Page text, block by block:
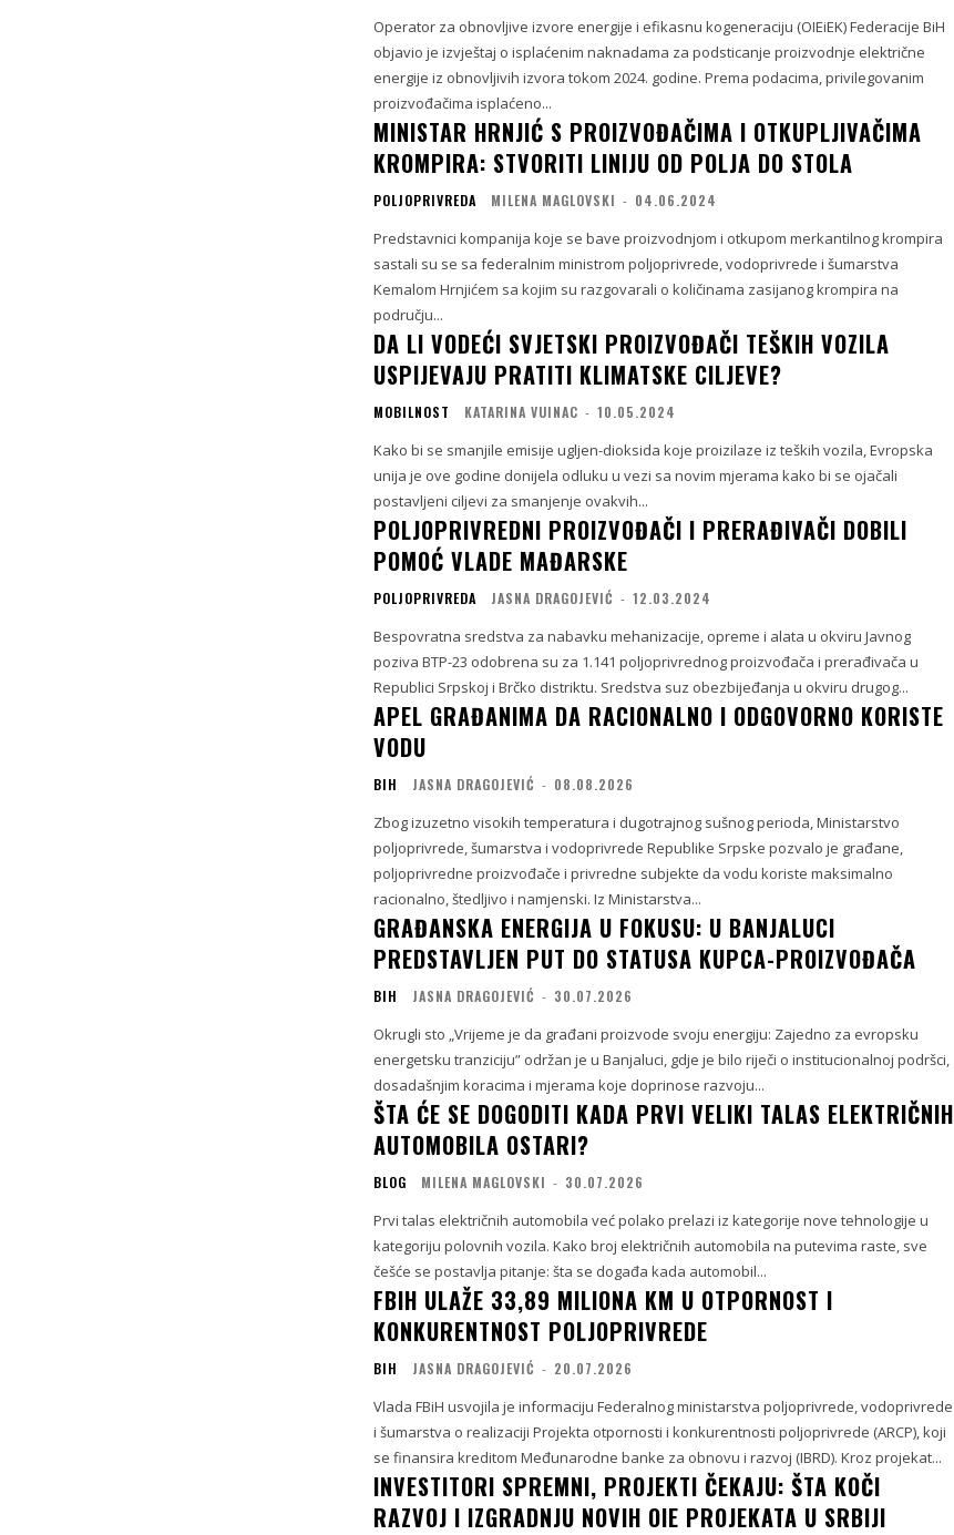
Operator za obnovljive izvore energije i efikasnu kogeneraciju (OIEiEK) Federacije BiH
objavio je izvještaj o isplaćenim naknadama za podsticanje proizvodnje električne
energije iz obnovljivih izvora tokom 2024. godine. Prema podacima, privilegovanim
proizvođačima isplaćeno...
MINISTAR HRNJIĆ S PROIZVOĐAČIMA I OTKUPLJIVAČIMA
KROMPIRA: STVORITI LINIJU OD POLJA DO STOLA
POLJOPRIVREDA MILENA MAGLOVSKI - 04.06.2024
Predstavnici kompanija koje se bave proizvodnjom i otkupom merkantilnog krompira
sastali su se sa federalnim ministrom poljoprivrede, vodoprivrede i šumarstva
Kemalom Hrnjićem sa kojim su razgovarali o količinama zasijanog krompira na
području...
DA LI VODEĆI SVJETSKI PROIZVOĐAČI TEŠKIH VOZILA
USPIJEVAJU PRATITI KLIMATSKE CILJEVE?
MOBILNOST KATARINA VUINAC - 10.05.2024
Kako bi se smanjile emisije ugljen-dioksida koje proizilaze iz teških vozila, Evropska
unija je ove godine donijela odluku u vezi sa novim mjerama kako bi se ojačali
postavljeni ciljevi za smanjenje ovakvih...
POLJOPRIVREDNI PROIZVOĐAČI I PRERAĐIVAČI DOBILI
POMOĆ VLADE MAĐARSKE
POLJOPRIVREDA JASNA DRAGOJEVIĆ - 12.03.2024
Bespovratna sredstva za nabavku mehanizacije, opreme i alata u okviru Javnog
poziva BTP-23 odobrena su za 1.141 poljoprivrednog proizvođača i prerađivača u
Republici Srpskoj i Brčko distriktu. Sredstva suz obezbijeđanja u okviru drugog...
APEL GRAĐANIMA DA RACIONALNO I ODGOVORNO KORISTE
VODU
BIH JASNA DRAGOJEVIĆ - 08.08.2026
Zbog izuzetno visokih temperatura i dugotrajnog sušnog perioda, Ministarstvo
poljoprivrede, šumarstva i vodoprivrede Republike Srpske pozvalo je građane,
poljoprivredne proizvođače i privredne subjekte da vodu koriste maksimalno
racionalno, štedljivo i namjenski. Iz Ministarstva...
GRAĐANSKA ENERGIJA U FOKUSU: U BANJALUCI
PREDSTAVLJEN PUT DO STATUSA KUPCA-PROIZVOĐAČA
BIH JASNA DRAGOJEVIĆ - 30.07.2026
Okrugli sto „Vrijeme je da građani proizvode svoju energiju: Zajedno za evropsku
energetsku tranziciju” održan je u Banjaluci, gdje je bilo riječi o institucionalnoj podršci,
dosadašnjim koracima i mjerama koje doprinose razvoju...
ŠTA ĆE SE DOGODITI KADA PRVI VELIKI TALAS ELEKTRIČNIH
AUTOMOBILA OSTARI?
BLOG MILENA MAGLOVSKI - 30.07.2026
Prvi talas električnih automobila već polako prelazi iz kategorije nove tehnologije u
kategoriju polovnih vozila. Kako broj električnih automobila na putevima raste, sve
češće se postavlja pitanje: šta se događa kada automobil...
FBIH ULAŽE 33,89 MILIONA KM U OTPORNOST I
KONKURENTNOST POLJOPRIVREDE
BIH JASNA DRAGOJEVIĆ - 20.07.2026
Vlada FBiH usvojila je informaciju Federalnog ministarstva poljoprivrede, vodoprivrede
i šumarstva o realizaciji Projekta otpornosti i konkurentnosti poljoprivrede (ARCP), koji
se finansira kreditom Međunarodne banke za obnovu i razvoj (IBRD). Kroz projekat...
INVESTITORI SPREMNI, PROJEKTI ČEKAJU: ŠTA KOČI
RAZVOJ I IZGRADNJU NOVIH OIE PROJEKATA U SRBIJI